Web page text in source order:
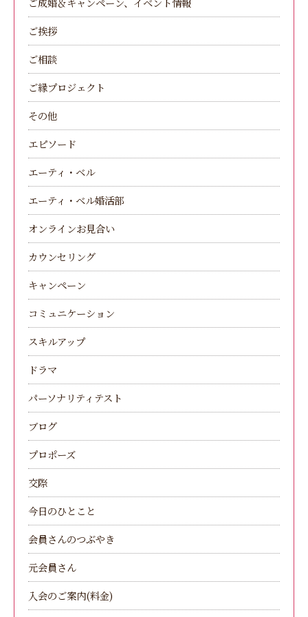
ご挨拶
ご相談
ご縁プロジェクト
その他
エピソード
エーティ・ベル
エーティ・ベル婚活部
オンラインお見合い
カウンセリング
キャンペーン
コミュニケーション
スキルアップ
ドラマ
パーソナリティテスト
ブログ
プロポーズ
交際
今日のひとこと
会員さんのつぶやき
元会員さん
入会のご案内(料金)